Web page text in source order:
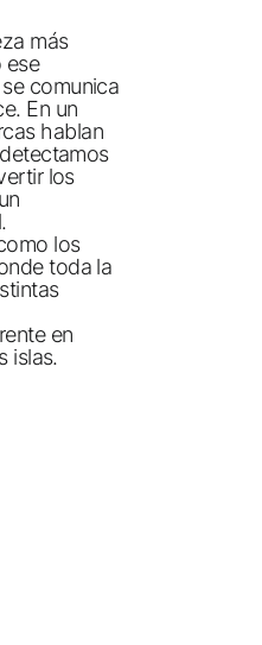
más
ese
comunica
En un
hablan
los
los
toda la
en
islas.